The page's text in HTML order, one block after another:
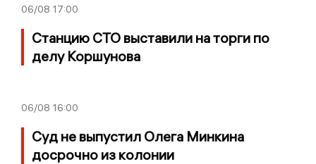
06/08 17:00
Станцию СТО выставили на торги по
делу Коршунова
06/08 16:00
Суд не выпустил Олега Минкина
досрочно из колонии